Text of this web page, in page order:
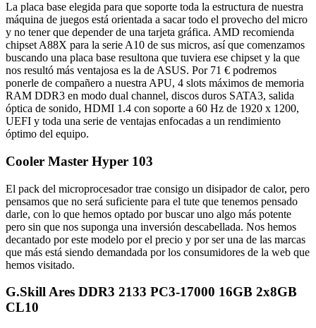
La placa base elegida para que soporte toda la estructura de nuestra
máquina de juegos está orientada a sacar todo el provecho del micro
y no tener que depender de una tarjeta gráfica. AMD recomienda
chipset A88X para la serie A10 de sus micros, así que comenzamos
buscando una placa base resultona que tuviera ese chipset y la que
nos resultó más ventajosa es la de ASUS. Por 71 € podremos
ponerle de compañero a nuestra APU, 4 slots máximos de memoria
RAM DDR3 en modo dual channel, discos duros SATA3, salida
óptica de sonido, HDMI 1.4 con soporte a 60 Hz de 1920 x 1200,
UEFI y toda una serie de ventajas enfocadas a un rendimiento
óptimo del equipo.
Cooler Master Hyper 103
El pack del microprocesador trae consigo un disipador de calor, pero
pensamos que no será suficiente para el tute que tenemos pensado
darle, con lo que hemos optado por buscar uno algo más potente
pero sin que nos suponga una inversión descabellada. Nos hemos
decantado por este modelo por el precio y por ser una de las marcas
que más está siendo demandada por los consumidores de la web que
hemos visitado.
G.Skill Ares DDR3 2133 PC3-17000 16GB 2x8GB
CL10